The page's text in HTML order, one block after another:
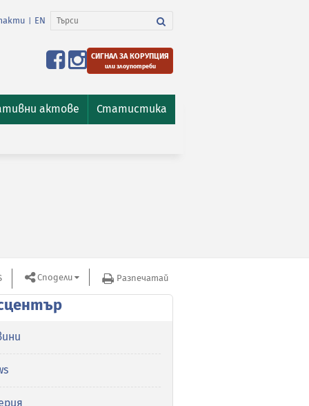
EN
СИГНАЛ ЗА КОРУПЦИЯ
или злоупотреби
актове Статистика
Сподели Разпечатай